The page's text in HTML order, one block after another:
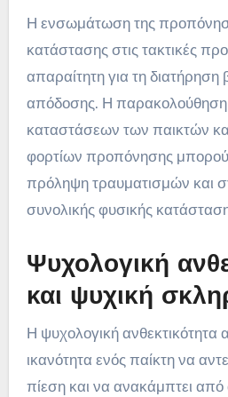
Η ενσωμάτωση της
κατάστασης στις τακτικές
απαραίτητη για τη
απόδοσης. Η
καταστάσεων των παικτών
φορτίων προπόνησης
πρόληψη τραυματισμών και
συνολικής φυσικής
Ψυχολογική
και ψυχική
Η ψυχολογική ανθεκτικότητα
ικανότητα ενός παίκτη να
πίεση και να ανακάμπτει από